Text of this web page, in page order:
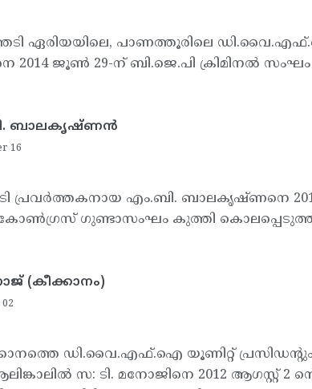
ഏരിയയിലെ, പാണത്തൂരിലെ
ജൂണ്‍ 29-ന് ബി.ജെ.പി ക്രിമിനല്‍
ബാലകൃഷ്ണന്‍
16
പ്രവര്‍ത്തകനായ എം.ബി. ബാലകൃഷ്ണനെ
ഗുണ്ടാസംഘം കുത്തി
(കീക്കാനം)
ഡി.വൈ.എഫ്.ഐ യൂണിറ്റ് പ്രസിഡന്റും
സ: ടി. മനോജിനെ 2012 ആഗസ്റ്റ് 2